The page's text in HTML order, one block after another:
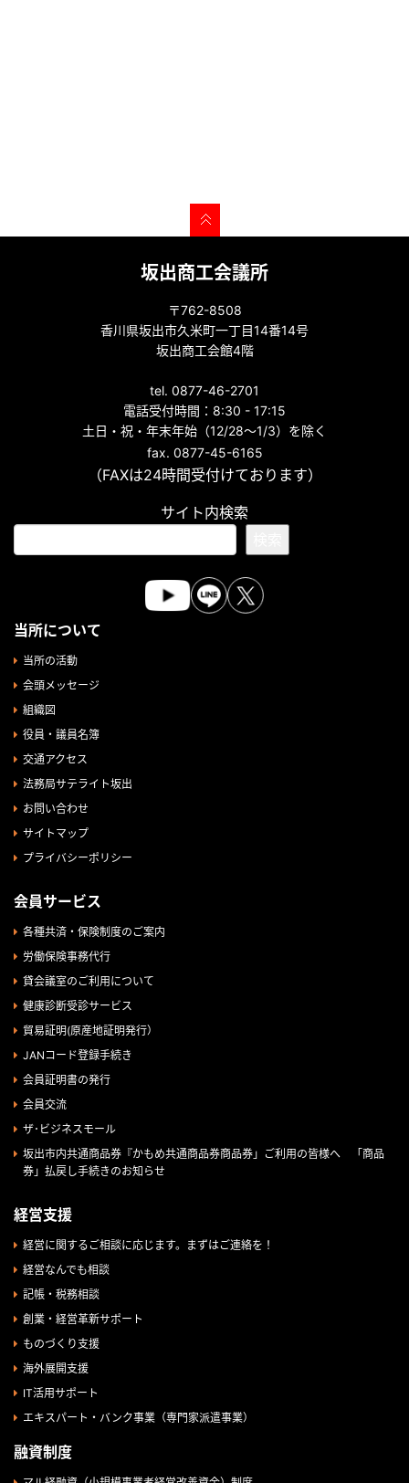
坂出商工会議所
〒762-8508
香川県坂出市久米町一丁目14番14号
坂出商工会館4階
tel. 0877-46-2701
電話受付時間：8:30 - 17:15
土日・祝・年末年始（12/28～1/3）を除く
fax. 0877-45-6165
（FAXは24時間受付けております）
サイト内検索
当所について
当所の活動
会頭メッセージ
組織図
役員・議員名簿
交通アクセス
法務局サテライト坂出
お問い合わせ
サイトマップ
プライバシーポリシー
会員サービス
各種共済・保険制度のご案内
労働保険事務代行
貸会議室のご利用について
健康診断受診サービス
貿易証明(原産地証明発行）
JANコード登録手続き
会員証明書の発行
会員交流
ザ･ビジネスモール
坂出市内共通商品券『かもめ共通商品券商品券」ご利用の皆様へ 「商品
券」払戻し手続きのお知らせ
経営支援
経営に関するご相談に応じます。まずはご連絡を！
経営なんでも相談
記帳・税務相談
創業・経営革新サポート
ものづくり支援
海外展開支援
IT活用サポート
エキスパート・バンク事業（専門家派遣事業）
融資制度